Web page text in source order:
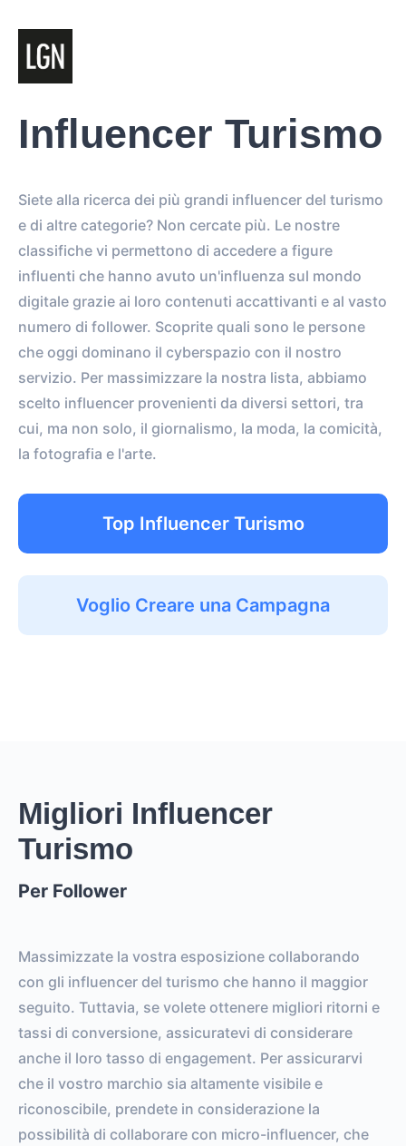
Influencer Turismo
Siete alla ricerca dei più grandi influencer del turismo
e di altre categorie? Non cercate più. Le nostre
classifiche vi permettono di accedere a figure
influenti che hanno avuto un'influenza sul mondo
digitale grazie ai loro contenuti accattivanti e al vasto
numero di follower. Scoprite quali sono le persone
che oggi dominano il cyberspazio con il nostro
servizio. Per massimizzare la nostra lista, abbiamo
scelto influencer provenienti da diversi settori, tra
cui, ma non solo, il giornalismo, la moda, la comicità,
la fotografia e l'arte.
Top Influencer Turismo
Voglio Creare una Campagna
Migliori Influencer
Turismo
Per Follower
Massimizzate la vostra esposizione collaborando
con gli influencer del turismo che hanno il maggior
seguito. Tuttavia, se volete ottenere migliori ritorni e
tassi di conversione, assicuratevi di considerare
anche il loro tasso di engagement. Per assicurarvi
che il vostro marchio sia altamente visibile e
riconoscibile, prendete in considerazione la
possibilità di collaborare con micro-influencer, che